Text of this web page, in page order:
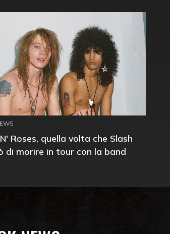
Roses, quella volta che Slash
di morire in tour con la band